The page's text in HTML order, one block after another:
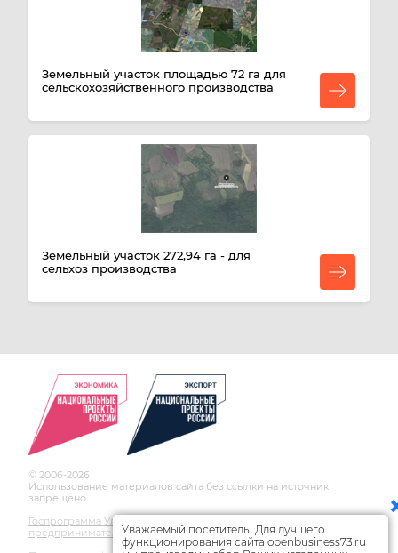
Земельный участок площадью 72 га для
сельскохозяйственного производства
Земельный участок 272,94 га - для
сельхоз производства
© 2006-2026
Использование материалов сайта без ссылки на источник
запрещено
Госпрограмма Ульяновской области по развитию
предпринимательстваУважаемый посетитель! Для лучшего
функционирования сайта openbusiness73.ru